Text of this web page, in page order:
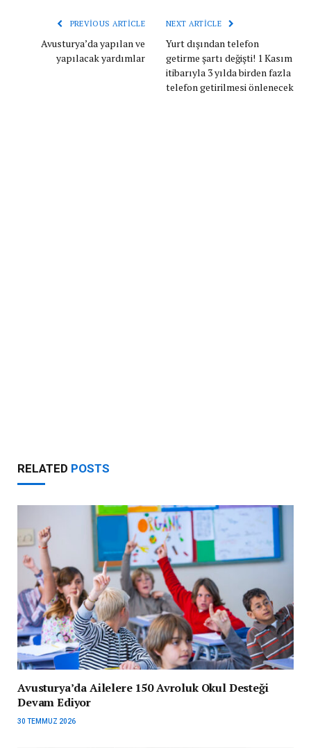
PREVIOUS ARTICLE
Avusturya’da yapılan ve
yapılacak yardımlar
NEXT ARTICLE
Yurt dışından telefon
getirme şartı değişti! 1 Kasım
itibarıyla 3 yılda birden fazla
telefon getirilmesi önlenecek
RELATED POSTS
Avusturya’da Ailelere 150 Avroluk Okul Desteği
Devam Ediyor
30 TEMMUZ 2026